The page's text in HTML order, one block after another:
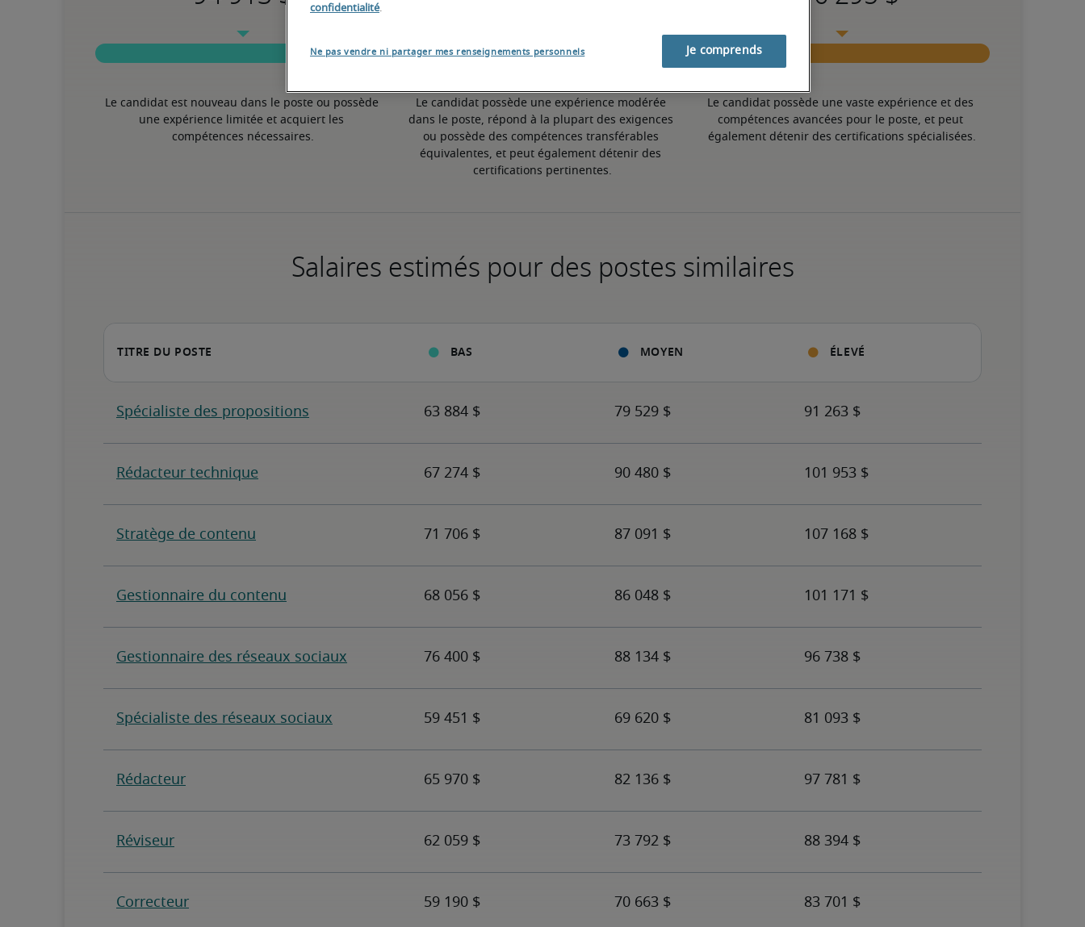
Le candidat est nouveau dans le poste ou possède
une expérience limitée et acquiert les
compétences nécessaires.
Le candidat possède une expérience modérée
dans le poste, répond à la plupart des exigences
ou possède des compétences transférables
équivalentes, et peut également détenir des
certifications pertinentes.
Le candidat possède une vaste expérience et des
compétences avancées pour le poste, et peut
également détenir des certifications spécialisées.
Salaires estimés pour des postes similaires
confidentialité.
Ne pas vendre ni partager mes renseignements personnels Je comprends